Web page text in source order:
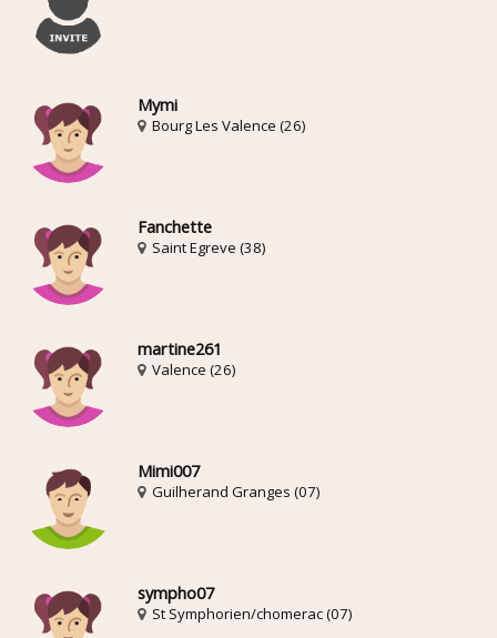
Mymi
Bourg Les Valence (26)
Fanchette
Saint Egreve (38)
martine261
Valence (26)
Mimi007
Guilherand Granges (07)
sympho07
St Symphorien/chomerac (07)